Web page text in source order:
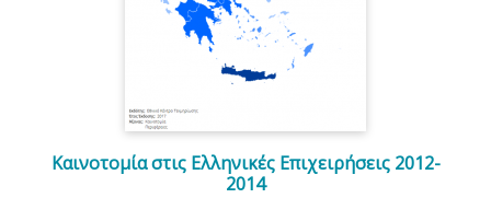
Καινοτομία στις Ελληνικές Επιχειρήσεις 2012-
2014